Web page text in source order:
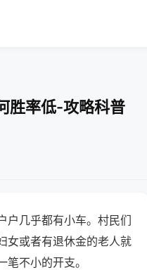
胜率低-攻略科普
户几乎都有小车。村民们
女或者有退休金的老人就
不小的开支。